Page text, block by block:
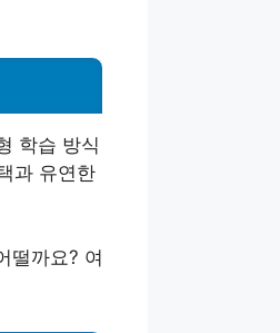
학습 방식
과 유연한
떨까요? 여